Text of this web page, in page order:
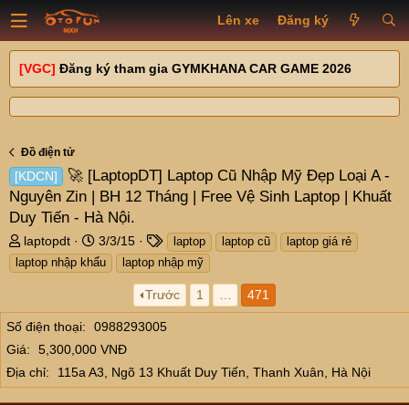
Lên xe Đăng ký
[VGC] Đăng ký tham gia GYMKHANA CAR GAME 2026
Đồ điện tử
[KDCN]
🚀 [LaptopDT] Laptop Cũ Nhập Mỹ Đẹp Loại A -
Nguyên Zin | BH 12 Tháng | Free Vệ Sinh Laptop | Khuất
Duy Tiến - Hà Nội.
T
h
r
a
d
s
a
laptopdt
N
g
à
g
ử
3/3/15
T
a
g
s
laptop laptop cũ
laptop giá rẻ
laptop nhập khẩu
laptop nhập mỹ
Trước 1 471
Số điện thoại
0988293005
Giá
5,300,000 VNĐ
Địa chỉ
115a A3, Ngõ 13 Khuất Duy Tiến, Thanh Xuân, Hà Nội